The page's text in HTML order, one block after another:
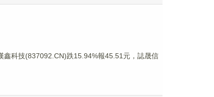
科技(837092.CN)跌15.94%報45.51元，誌晟信